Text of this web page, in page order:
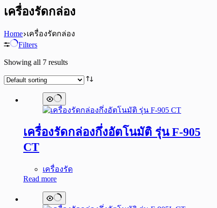
เครื่องรัดกล่อง
Home เครื่องรัดกล่อง
Filters
Showing all 7 results
เครื่องรัดกล่องกึ่งอัตโนมัติ รุ่น F-905
CT
เครื่องรัด
Read more